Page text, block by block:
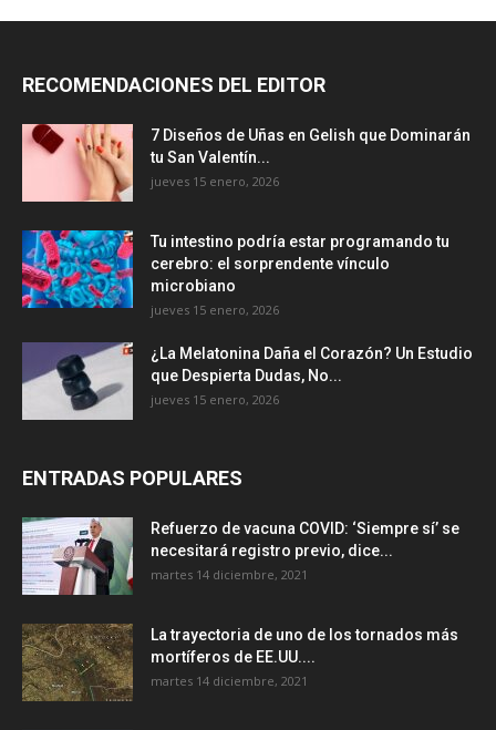
RECOMENDACIONES DEL EDITOR
7 Diseños de Uñas en Gelish que Dominarán
tu San Valentín...
jueves 15 enero, 2026
Tu intestino podría estar programando tu
cerebro: el sorprendente vínculo
microbiano
jueves 15 enero, 2026
¿La Melatonina Daña el Corazón? Un Estudio
que Despierta Dudas, No...
jueves 15 enero, 2026
ENTRADAS POPULARES
Refuerzo de vacuna COVID: ‘Siempre sí’ se
necesitará registro previo, dice...
martes 14 diciembre, 2021
La trayectoria de uno de los tornados más
mortíferos de EE.UU....
martes 14 diciembre, 2021